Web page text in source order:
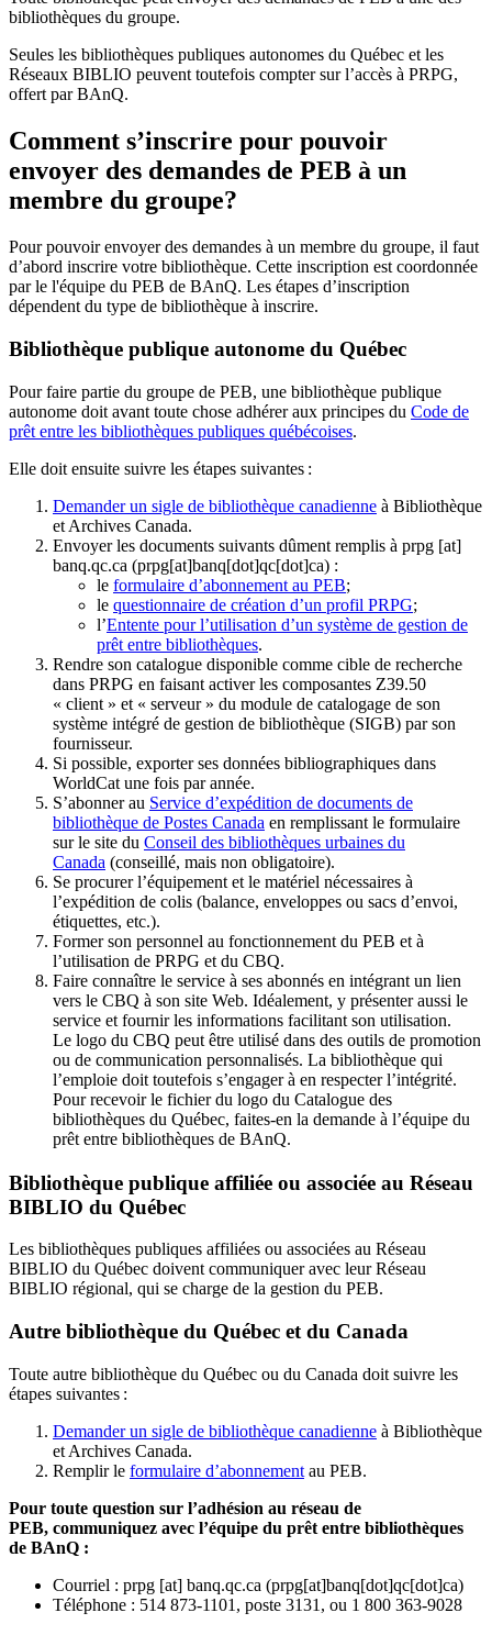
bibliothèques du groupe.
Seules les bibliothèques publiques autonomes du Québec et les
Réseaux BIBLIO peuvent toutefois compter sur l’accès à PRPG,
offert par BAnQ.
Comment s’inscrire pour pouvoir
envoyer des demandes de PEB à un
membre du groupe?
Pour pouvoir envoyer des demandes à un membre du groupe, il faut
d’abord inscrire votre bibliothèque. Cette inscription est coordonnée
par le l'équipe du PEB de BAnQ. Les étapes d’inscription
dépendent du type de bibliothèque à inscrire.
Bibliothèque publique autonome du Québec
Pour faire partie du groupe de PEB, une bibliothèque publique
autonome doit avant toute chose adhérer aux principes du Code de
prêt entre les bibliothèques publiques québécoises.
Elle doit ensuite suivre les étapes suivantes :
Demander un sigle de bibliothèque canadienne à Bibliothèque
et Archives Canada.
Envoyer les documents suivants dûment remplis à prpg [at]
banq.qc.ca (prpg[at]banq[dot]qc[dot]ca) :
le formulaire d’abonnement au PEB;
le questionnaire de création d’un profil PRPG;
l’Entente pour l’utilisation d’un système de gestion de
prêt entre bibliothèques.
Rendre son catalogue disponible comme cible de recherche
dans PRPG en faisant activer les composantes Z39.50
« client » et « serveur » du module de catalogage de son
système intégré de gestion de bibliothèque (SIGB) par son
fournisseur.
Si possible, exporter ses données bibliographiques dans
WorldCat une fois par année.
S’abonner au Service d’expédition de documents de
bibliothèque de Postes Canada en remplissant le formulaire
sur le site du Conseil des bibliothèques urbaines du
Canada (conseillé, mais non obligatoire).
Se procurer l’équipement et le matériel nécessaires à
l’expédition de colis (balance, enveloppes ou sacs d’envoi,
étiquettes, etc.).
Former son personnel au fonctionnement du PEB et à
l’utilisation de PRPG et du CBQ.
Faire connaître le service à ses abonnés en intégrant un lien
vers le CBQ à son site Web. Idéalement, y présenter aussi le
service et fournir les informations facilitant son utilisation.
Le logo du CBQ peut être utilisé dans des outils de promotion
ou de communication personnalisés. La bibliothèque qui
l’emploie doit toutefois s’engager à en respecter l’intégrité.
Pour recevoir le fichier du logo du Catalogue des
bibliothèques du Québec, faites-en la demande à l’équipe du
prêt entre bibliothèques de BAnQ.
Bibliothèque publique affiliée ou associée au Réseau
BIBLIO du Québec
Les bibliothèques publiques affiliées ou associées au Réseau
BIBLIO du Québec doivent communiquer avec leur Réseau
BIBLIO régional, qui se charge de la gestion du PEB.
Autre bibliothèque du Québec et du Canada
Toute autre bibliothèque du Québec ou du Canada doit suivre les
étapes suivantes :
Demander un sigle de bibliothèque canadienne à Bibliothèque
et Archives Canada.
Remplir le formulaire d’abonnement au PEB.
Pour toute question sur l’adhésion au réseau de
PEB, communiquez avec l’équipe du prêt entre bibliothèques
de BAnQ :
Courriel : prpg [at] banq.qc.ca (prpg[at]banq[dot]qc[dot]ca)
Téléphone : 514 873-1101, poste 3131, ou 1 800 363-9028